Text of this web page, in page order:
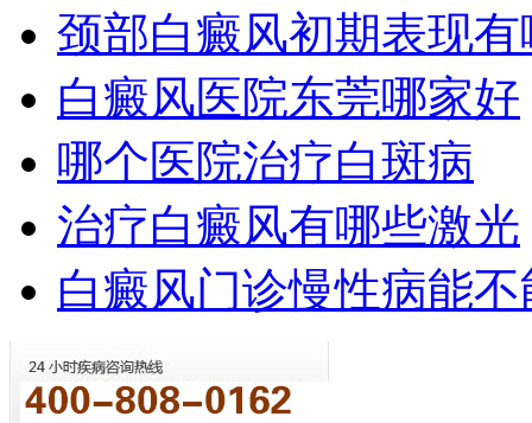
颈部白癜风初期表现有
白癜风医院东莞哪家好
哪个医院治疗白斑病
治疗白癜风有哪些激光
白癜风门诊慢性病能